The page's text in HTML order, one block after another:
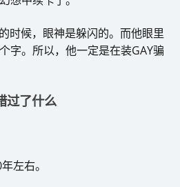
时候，眼神是躲闪的。而他眼里
字。所以，他一定是在装GAY骗
过了什么
左右。